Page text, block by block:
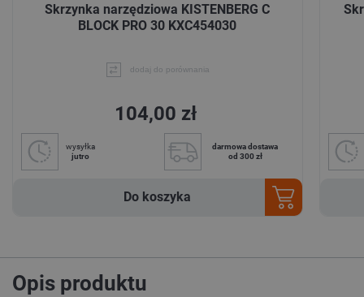
Skrzynka narzędziowa KISTENBERG C
BLOCK PRO 30 KXC454030
dodaj do porównania
104,00 zł
wysyłka
jutro
darmowa dostawa
od 300 zł
Do koszyka
Opis produktu